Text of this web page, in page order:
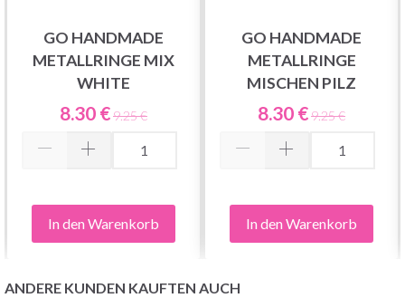
GO HANDMADE
METALLRINGE MIX
WHITE
8.30 €9.25 €
In den Warenkorb
GO HANDMADE
METALLRINGE
MISCHEN PILZ
8.30 €9.25 €
In den Warenkorb
ANDERE KUNDEN KAUFTEN AUCH